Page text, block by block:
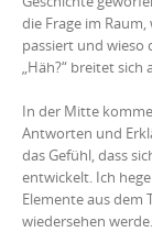
die Frage im
passiert und wieso
„Häh?“ breitet sich
In der Mitte
Antworten und
das Gefühl, dass
entwickelt. Ich
Elemente aus dem
wiedersehen werde.